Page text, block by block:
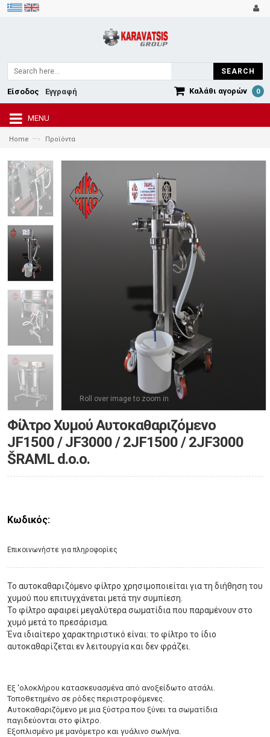
SEARCH
Καλάθι αγορών 0
Εγγραφή
Είσοδος
MENU
Home —› Προϊόντα
Roll over image to zoom in
Φίλτρο Χυμού Αυτοκαθαριζόμενο
JF1500 / JF3000 / 2JF1500 / 2JF3000
ŠRAML d.o.o.
Κωδικός:
Eπικοινωνήστε για πληροφορίες
Το αυτοκαθαριζόμενο φίλτρο χρησιμοποιείται για τη διήθηση του
χυμού που επιτυγχάνεται μετά την συμπίεση.
Το φίλτρο αφαιρεί μεγαλύτερα σωματίδια που παραμένουν στο
χυμό μετά το πρεσάρισμα.
Ένα ιδιαίτερο χαρακτηριστικό είναι: το φίλτρο το ίδιο
αυτοκαθαρίζεται εν λειτουργία και δεν φράζει.
Εξ 'ολοκλήρου κατασκευασμένα από ανοξείδωτο ατσάλι.
Τοποθετημένο σε ρόδες περιστροφόμενες.
Αυτοκαθαριζόμενο με μια ξύστρα που ξύνει τα σωματίδια
παγιδεύονται στο φίλτρο.
Εξοπλισμένο με μανόμετρο και γυάλινο σωλήνα.